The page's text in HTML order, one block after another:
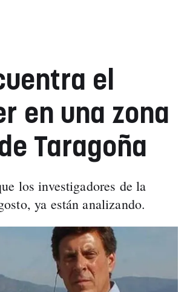
el
en una zona
Taragoña
los investigadores de la
ya están analizando.